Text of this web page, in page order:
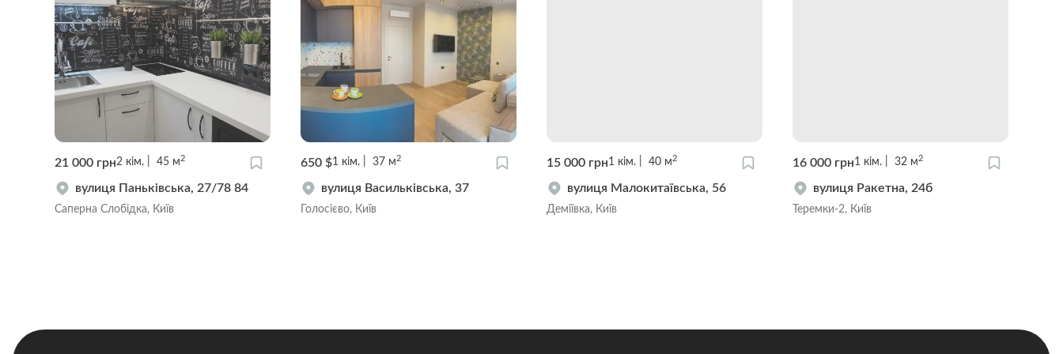
21 000 грн2 кім. 45 м2
вулиця Паньківська, 27/78 84
Саперна Слобідка, Київ
650 $1 кім. 37 м2
вулиця Васильківська, 37
Голосієво, Київ
15 000 грн1 кім. 40 м2
вулиця Малокитаївська, 56
Деміївка, Київ
16 000 грн1 кім. 32 м2
вулиця Ракетна, 24б
Теремки-2, Київ